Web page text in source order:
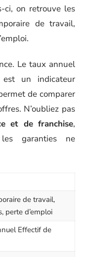
ci, on retrouve les
de travail,
Le taux annuel
est un indicateur
de comparer
N’oubliez pas
et de franchise,
garanties ne
de travail,
perte d’emploi
Effectif de